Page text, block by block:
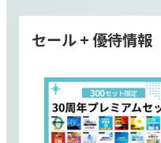
セール + 優待情報